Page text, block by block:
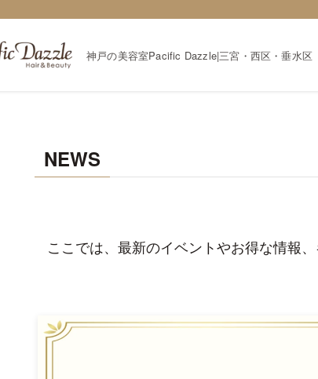
神戸の美容室Pacific Dazzle|三宮・西区・垂水区
NEWS
ここでは、最新のイベントやお得な情報